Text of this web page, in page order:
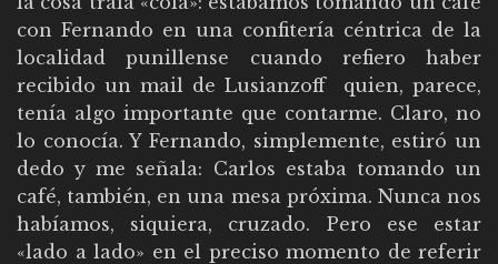
con Fernando en una confitería céntrica de la
localidad punillense cuando refiero haber
recibido un mail de Lusianzoff quien, parece,
tenía algo importante que contarme. Claro, no
lo conocía. Y Fernando, simplemente, estiró un
dedo y me señala: Carlos estaba tomando un
café, también, en una mesa próxima. Nunca nos
habíamos, siquiera, cruzado. Pero ese estar
«lado a lado» en el preciso momento de referir